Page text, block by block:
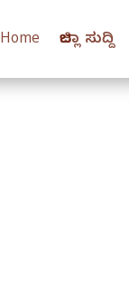
Home ಜಿಲ್ಲಾ ಸುದ್ದಿ